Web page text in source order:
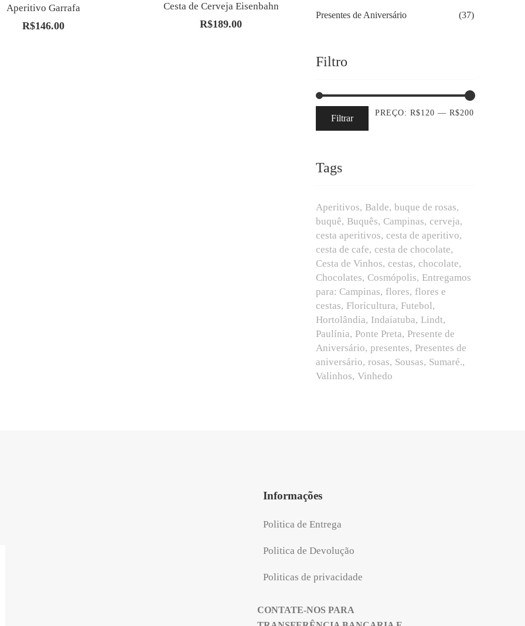
Aperitivo Garrafa
R$146.00
Cesta de Cerveja Eisenbahn
R$189.00
Presentes de Aniversário (37)
Filtro
Filtrar
PREÇO: R$120 — R$200
Tags
Aperitivos Balde buque de rosas
buquê Buquês Campinas cerveja
cesta aperitivos cesta de aperitivo
cesta de cafe cesta de chocolate
Cesta de Vinhos cestas chocolate
Chocolates Cosmópolis Entregamos
para: Campinas flores flores e
cestas Floricultura Futebol
Hortolândia Indaiatuba Lindt
Paulínia Ponte Preta Presente de
Aniversário presentes Presentes de
aniversário rosas Sousas Sumaré.
Valinhos Vinhedo
Informações
Politica de Entrega
Politica de Devolução
Politicas de privacidade
CONTATE-NOS PARA